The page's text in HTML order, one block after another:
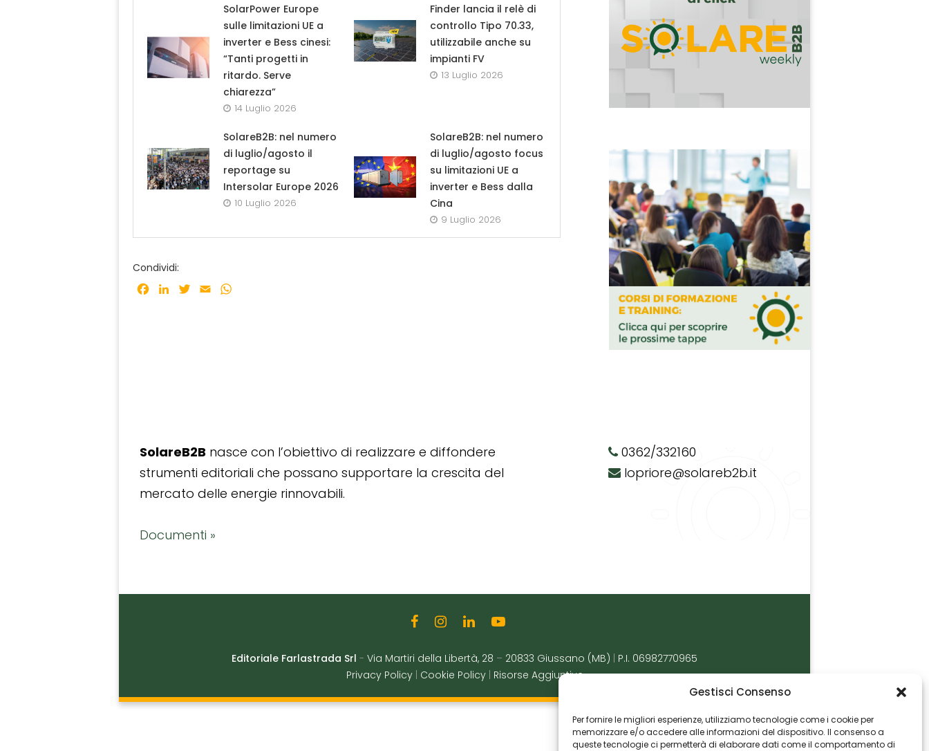
Gestisci Consenso
Per fornire le migliori esperienze, utilizziamo tecnologie come i cookie per
memorizzare e/o accedere alle informazioni del dispositivo. Il consenso a
queste tecnologie ci permetterà di elaborare dati come il comportamento di
SolarPower Europe
sulle limitazioni UE a
inverter e Bess cinesi:
“Tanti progetti in
ritardo. Serve
chiarezza”
14 Luglio 2026
Finder lancia il relè di
controllo Tipo 70.33,
utilizzabile anche su
impianti FV
13 Luglio 2026
SolareB2B: nel numero
di luglio/agosto il
reportage su
Intersolar Europe 2026
10 Luglio 2026
SolareB2B: nel numero
di luglio/agosto focus
su limitazioni UE a
inverter e Bess dalla
Cina
9 Luglio 2026
Condividi:
Facebook
LinkedInTwitter
Email
SolareB2B nasce con l’obiettivo di realizzare e diffondere
strumenti editoriali che possano supportare la crescita del
mercato delle energie rinnovabili.
Documenti »
0362/332160
lopriore@solareb2b.it
Editoriale Farlastrada Srl - Via Martiri della Libertà, 28 – 20833 Giussano (MB)
P.I. 06982770965
Privacy Policy
Cookie Policy Risorse Aggiuntive